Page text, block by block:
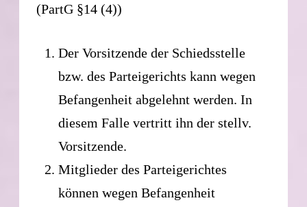
(PartG §14 (4))
Der Vorsitzende der Schiedsstelle
bzw. des Parteigerichts kann wegen
Befangenheit abgelehnt werden. In
diesem Falle vertritt ihn der stellv.
Vorsitzende.
Mitglieder des Parteigerichtes
können wegen Befangenheit